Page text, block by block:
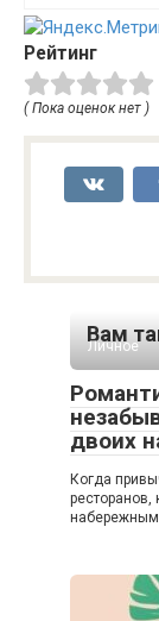
Рейтинг
( Пока оценок нет )
Вам
Личное
двоих
Когда
ресторанов,
набережным